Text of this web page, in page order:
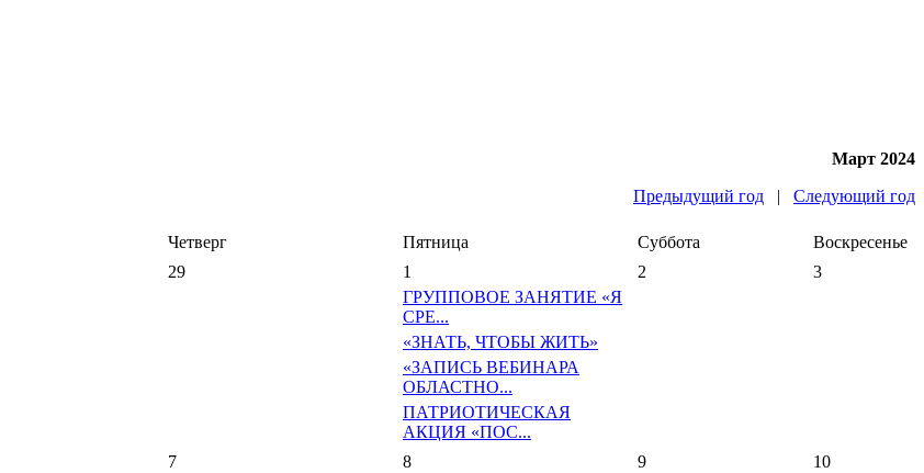
Март 2024
Предыдущий год | Следующий год
Четверг Пятница Суббота
Воскресенье
29
1
ГРУППОВОЕ ЗАНЯТИЕ «Я
СРЕ...
«ЗНАТЬ, ЧТОБЫ ЖИТЬ»
«ЗАПИСЬ ВЕБИНАРА
ОБЛАСТНО...
ПАТРИОТИЧЕСКАЯ
АКЦИЯ «ПОС...
2 3
7
8 9 10